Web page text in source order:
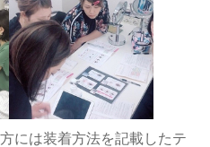
には装着方法を記載したテ